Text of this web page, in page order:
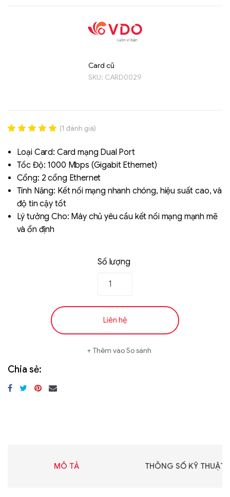
Card cũ
SKU: CARD0029
out of 5
based on
đánh giá
(1 đánh giá)
Loại Card: Card mạng Dual Port
Tốc Độ: 1000 Mbps (Gigabit Ethernet)
Cổng: 2 cổng Ethernet
Tính Năng: Kết nối mạng nhanh chóng, hiệu suất cao, và
độ tin cậy tốt
Lý tưởng Cho: Máy chủ yêu cầu kết nối mạng mạnh mẽ
và ổn định
Số lượng
Liên hệ
Thêm vào So sánh
Chia sẻ:
MÔ TẢ THÔNG SỐ KỸ THUẬT
Liên hệ
SK hynix - DRAM
- GDDR - GDDR6
AAP1)